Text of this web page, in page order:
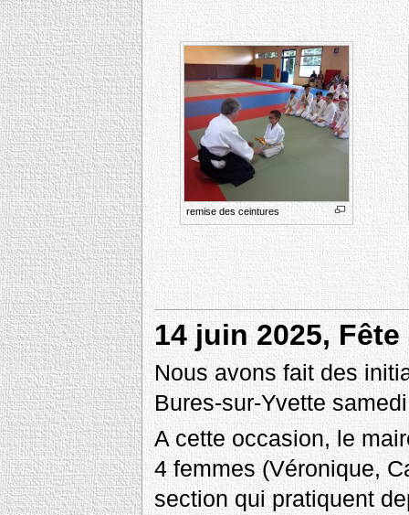
remise des ceintures
14 juin 2025,
Nous avons fait des
Bures-sur-Yvette
A cette occasion, le
4 femmes (Véronique,
section qui pratiquent